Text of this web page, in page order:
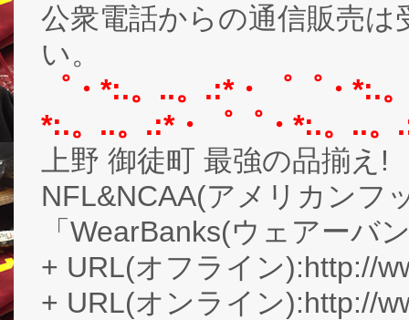
公衆電話からの通信販売
い。
゜・*:.。..。.:*・゜゜・*:.
*:.。..。.:*・゜゜・*:.。..
上野 御徒町 最強の品揃え!
NFL&NCAA(アメリカンフ
「WearBanks(ウェアーバ
+ URL(オフライン):http://
+ URL(オンライン):http://